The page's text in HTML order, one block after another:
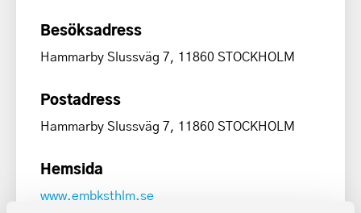
Besöksadress
Hammarby Slussväg 7, 11860 STOCKHOLM
Postadress
Hammarby Slussväg 7, 11860 STOCKHOLM
Hemsida
www.embksthlm.se